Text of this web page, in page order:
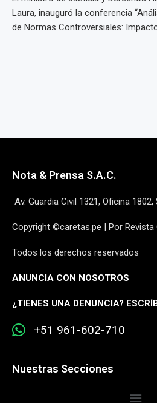
Laura, inauguró la conferencia
de Normas Controversiales:
Nota & Prensa S.A.C.
Av. Guardia Civil 1321, Oficina
Copyright ©caretas.pe | Por Revista
Todos los derechos reservados
ANUNCIA CON NOSOTROS
¿TIENES UNA DENUNCIA?
+51 961-602-710
Nuestras Secciones